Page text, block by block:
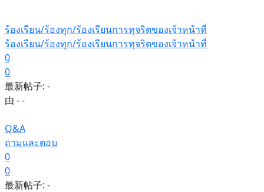
ร้องเรียน/ร้องทุก/ร้องเรียนการทุจริตของเจ้าหน้าที่
ร้องเรียน/ร้องทุก/ร้องเรียนการทุจริตของเจ้าหน้าที่
0
0
最新帖子: -
由 --
Q&A
ถามและตอบ
0
0
最新帖子: -